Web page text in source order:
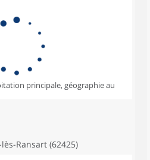
principale, géographie au
Ransart (62425)